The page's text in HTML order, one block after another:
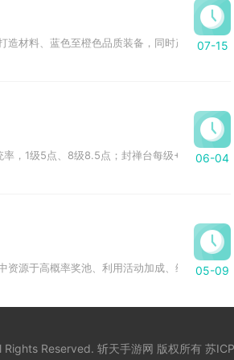
材料、蓝色至橙色品质装备，同时产出任务道
07-15
，1级5点、8级8.5点；封禅台每级+0.5，上限
06-04
源于高概率奖池、利用活动加成、维持稳定抽
05-09
Reserved. 斩天手游网 版权所有 苏